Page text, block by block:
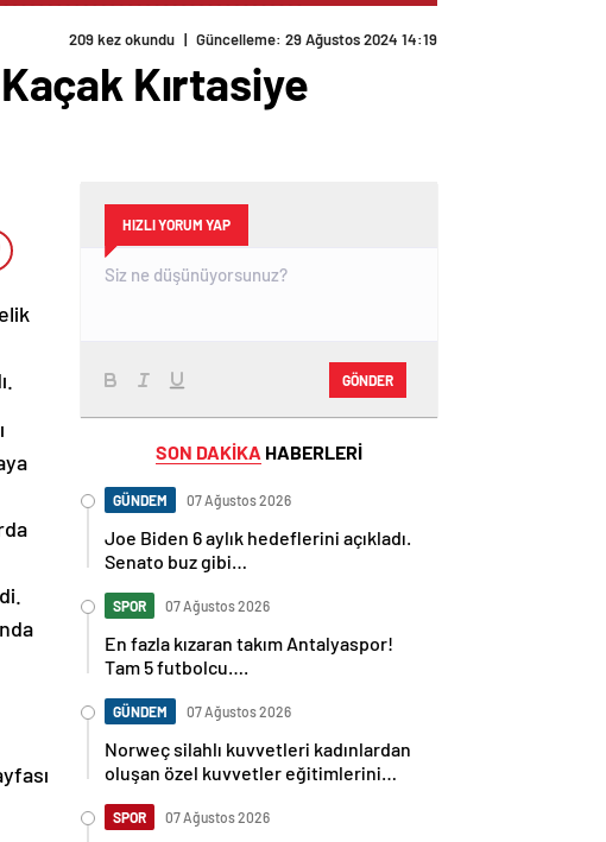
209 kez okundu | Güncelleme: 29 Ağustos 2024 14:19
Kırtasiye
HIZLI YORUM YAP
GÖNDER
SON DAKİKA HABERLERİ
GÜNDEM 07 Ağustos 2026
Joe Biden 6 aylık hedeflerini açıkladı.
Senato buz gibi…
SPOR 07 Ağustos 2026
En fazla kızaran takım Antalyaspor!
Tam 5 futbolcu….
GÜNDEM 07 Ağustos 2026
Norweç silahlı kuvvetleri kadınlardan
oluşan özel kuvvetler eğitimlerini
SPOR 07 Ağustos 2026